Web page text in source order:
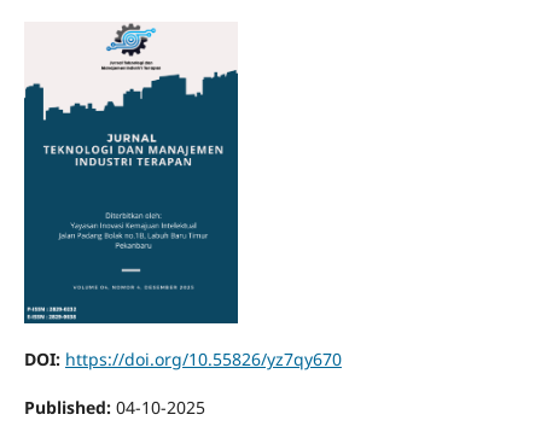
DOI: https://doi.org/10.55826/yz7qy670
Published: 04-10-2025